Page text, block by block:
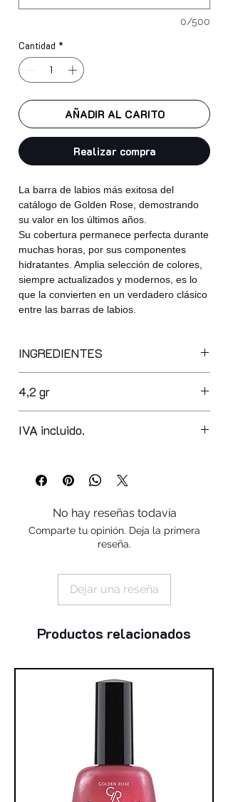
0/500
Cantidad *
AÑADIR AL CARITO
Realizar compra
La barra de labios más exitosa del
catálogo de Golden Rose, demostrando
su valor en los últimos años.
Su cobertura permanece perfecta durante
muchas horas, por sus componentes
hidratantes. Amplia selección de colores,
siempre actualizados y modernos, es lo
que la convierten en un verdadero clásico
entre las barras de labios.
INGREDIENTES
euphorbia cerifera (candelilla) wax,
ethylhexyl hydroxy stearate, petrolatum,
paraffinum liquidum (mineral oil), lanolin
ozokerite, polybutene, isostearyl
alcohol, isononyl isonanoate, glyceryl
isostearate, propylparaben, peg-8,
tocopherol, ascorbyl palmitate,
ascorbic acid, citric acid
4,2 gr
IVA incluido.
No hay reseñas todavía
Comparte tu opinión. Deja la primera
reseña.
Dejar una reseña
Productos relacionados